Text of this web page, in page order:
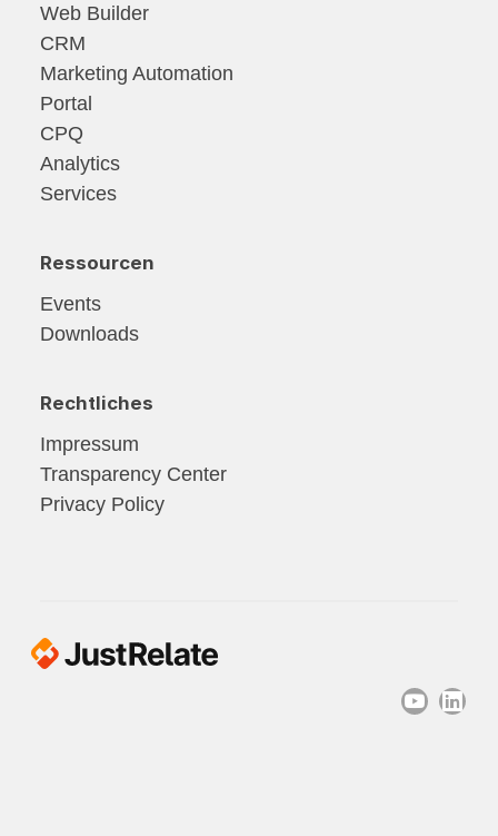
Web Builder
CRM
Marketing Automation
Portal
CPQ
Analytics
Services
Ressourcen
Events
Downloads
Rechtliches
Impressum
Transparency Center
Privacy Policy